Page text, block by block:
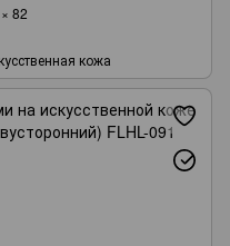
82
кожа